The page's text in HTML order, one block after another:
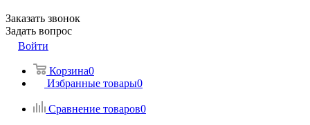
Заказать звонок
Задать вопрос
Войти
Корзина0
Избранные товары0
Сравнение товаров0